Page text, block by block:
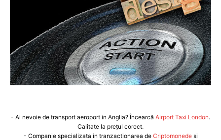
- Ai nevoie de transport aeroport in Anglia? Încearcă Airport Taxi London.
Calitate la prețul corect.
- Companie specializata in tranzactionarea de Criptomonedesi